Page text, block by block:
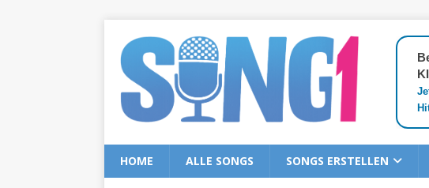
HOME ALLE SONGS SONGS ERSTELLEN